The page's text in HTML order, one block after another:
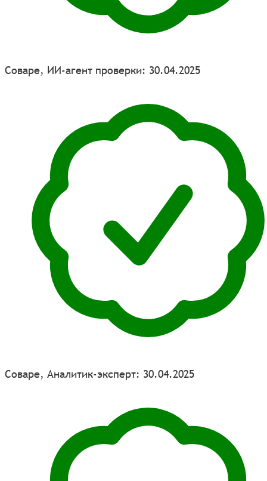
Соваре, ИИ-агент проверки: 30.04.2025
Соваре, Аналитик-эксперт: 30.04.2025